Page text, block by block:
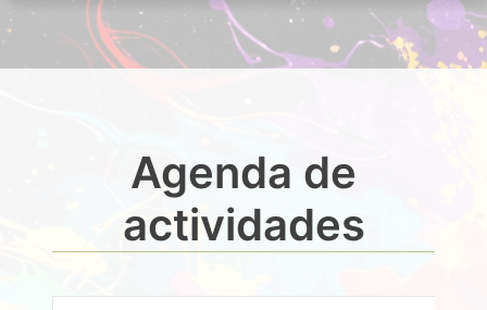
Agenda de
actividades